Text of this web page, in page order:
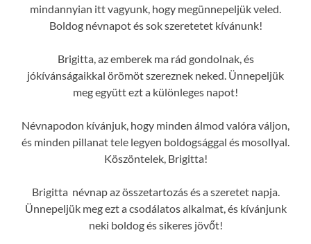
mindannyian itt vagyunk, hogy megünnepeljük veled.
Boldog névnapot és sok szeretetet kívánunk!
Brigitta, az emberek ma rád gondolnak, és
jókívánságaikkal örömöt szereznek neked. Ünnepeljük
meg együtt ezt a különleges napot!
Névnapodon kívánjuk, hogy minden álmod valóra váljon,
és minden pillanat tele legyen boldogsággal és mosollyal.
Köszöntelek, Brigitta!
Brigitta névnap az összetartozás és a szeretet napja.
Ünnepeljük meg ezt a csodálatos alkalmat, és kívánjunk
neki boldog és sikeres jövőt!